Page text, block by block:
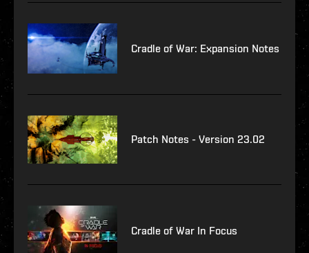
Cradle of War: Expansion Notes
Patch Notes - Version 23.02
Cradle of War In Focus